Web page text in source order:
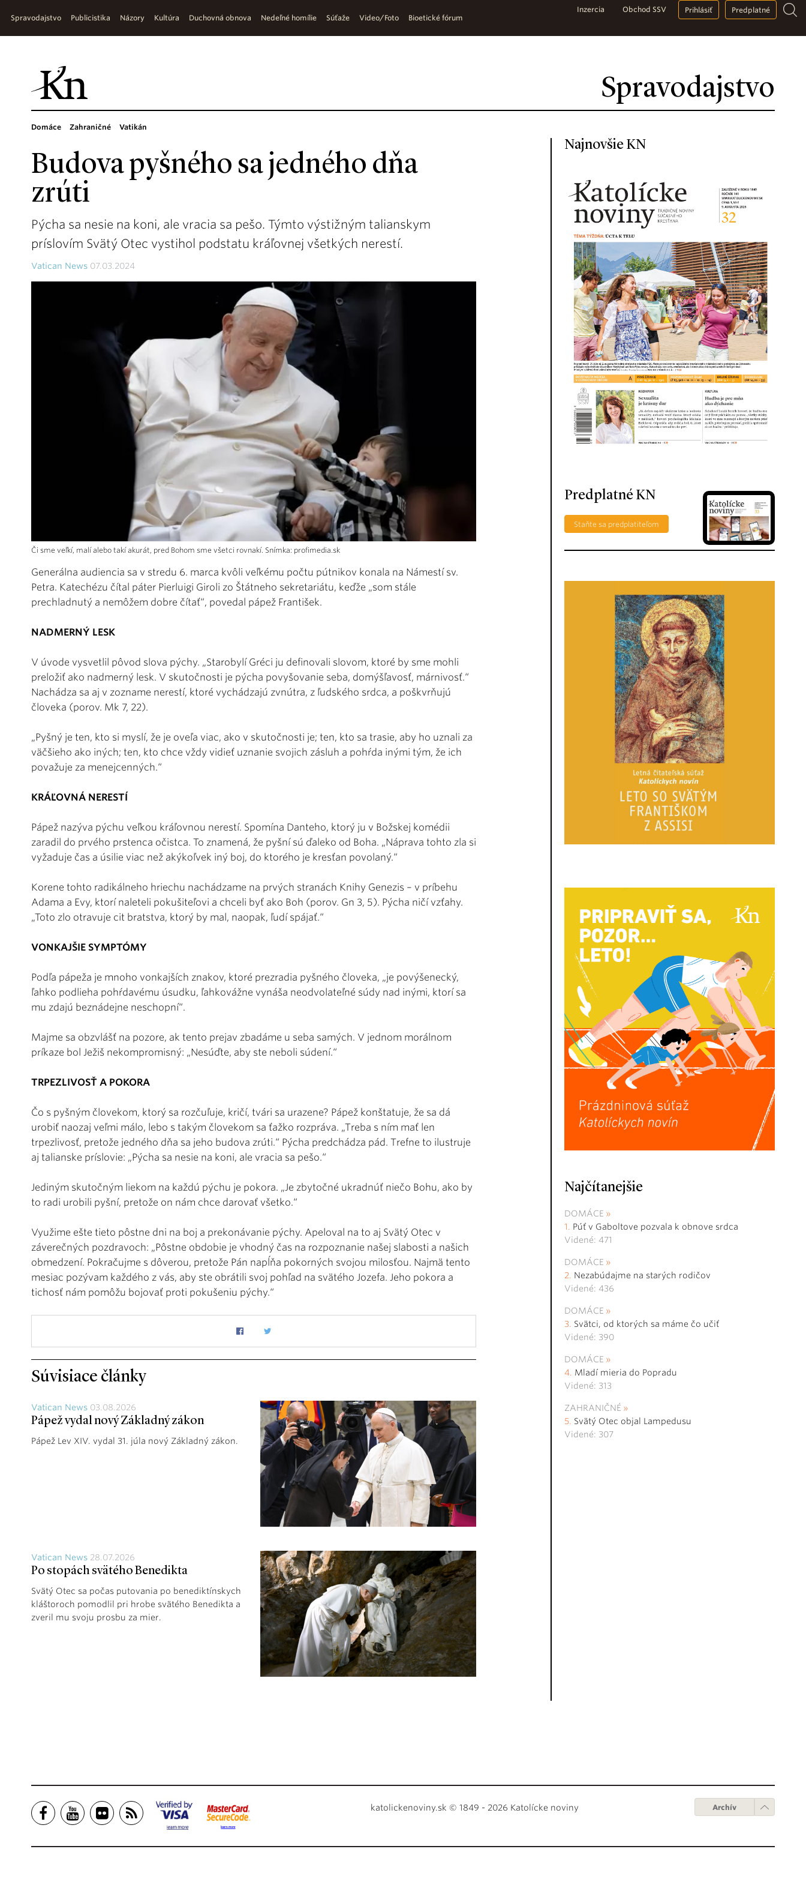
Spravodajstvo
Spravodajstvo Publicistika Názory Kultúra Duchovná obnova Nedeľné homílie Súťaže Video/Foto Bioetické fórum
Inzercia Obchod SSV Prihlásiť Predplatné
Domáce Zahraničné Vatikán
Budova pyšného sa jedného dňa
zrúti
Pýcha sa nesie na koni, ale vracia sa pešo. Týmto výstižným talianskym
príslovím Svätý Otec vystihol podstatu kráľovnej všetkých nerestí.
Vatican News 07.03.2024
Či sme veľkí, malí alebo takí akurát, pred Bohom sme všetci rovnakí. Snímka: profimedia.sk
Generálna audiencia sa v stredu 6. marca kvôli veľkému počtu pútnikov konala na Námestí sv.
Petra. Katechézu čítal páter Pierluigi Giroli zo Štátneho sekretariátu, keďže „som stále
prechladnutý a nemôžem dobre čítať“, povedal pápež František.
NADMERNÝ LESK
V úvode vysvetlil pôvod slova pýchy. „Starobylí Gréci ju definovali slovom, ktoré by sme mohli
preložiť ako nadmerný lesk. V skutočnosti je pýcha povyšovanie seba, domýšľavosť, márnivosť.“
Nachádza sa aj v zozname nerestí, ktoré vychádzajú zvnútra, z ľudského srdca, a poškvrňujú
človeka (porov. Mk 7, 22).
„Pyšný je ten, kto si myslí, že je oveľa viac, ako v skutočnosti je; ten, kto sa trasie, aby ho uznali za
väčšieho ako iných; ten, kto chce vždy vidieť uznanie svojich zásluh a pohŕda inými tým, že ich
považuje za menejcenných.“
KRÁĽOVNÁ NERESTÍ
Pápež nazýva pýchu veľkou kráľovnou nerestí. Spomína Danteho, ktorý ju v Božskej komédii
zaradil do prvého prstenca očistca. To znamená, že pyšní sú ďaleko od Boha. „Náprava tohto zla si
vyžaduje čas a úsilie viac než akýkoľvek iný boj, do ktorého je kresťan povolaný.“
Korene tohto radikálneho hriechu nachádzame na prvých stranách Knihy Genezis – v príbehu
Adama a Evy, ktorí naleteli pokušiteľovi a chceli byť ako Boh (porov. Gn 3, 5). Pýcha ničí vzťahy.
„Toto zlo otravuje cit bratstva, ktorý by mal, naopak, ľudí spájať.“
VONKAJŠIE SYMPTÓMY
Podľa pápeža je mnoho vonkajších znakov, ktoré prezradia pyšného človeka, „je povýšenecký,
ľahko podlieha pohŕdavému úsudku, ľahkovážne vynáša neodvolateľné súdy nad inými, ktorí sa
mu zdajú beznádejne neschopní“.
Majme sa obzvlášť na pozore, ak tento prejav zbadáme u seba samých. V jednom morálnom
príkaze bol Ježiš nekompromisný: „Nesúďte, aby ste neboli súdení.“
TRPEZLIVOSŤ A POKORA
Čo s pyšným človekom, ktorý sa rozčuľuje, kričí, tvári sa urazene? Pápež konštatuje, že sa dá
urobiť naozaj veľmi málo, lebo s takým človekom sa ťažko rozpráva. „Treba s ním mať len
trpezlivosť, pretože jedného dňa sa jeho budova zrúti.“ Pýcha predchádza pád. Trefne to ilustruje
aj talianske príslovie: „Pýcha sa nesie na koni, ale vracia sa pešo.“
Jediným skutočným liekom na každú pýchu je pokora. „Je zbytočné ukradnúť niečo Bohu, ako by
to radi urobili pyšní, pretože on nám chce darovať všetko.“
Využime ešte tieto pôstne dni na boj a prekonávanie pýchy. Apeloval na to aj Svätý Otec v
záverečných pozdravoch: „Pôstne obdobie je vhodný čas na rozpoznanie našej slabosti a našich
obmedzení. Pokračujme s dôverou, pretože Pán napĺňa pokorných svojou milosťou. Najmä tento
mesiac pozývam každého z vás, aby ste obrátili svoj pohľad na svätého Jozefa. Jeho pokora a
tichosť nám pomôžu bojovať proti pokušeniu pýchy.“
Súvisiace články
Vatican News 03.08.2026
Pápež vydal nový Základný zákon
Pápež Lev XIV. vydal 31. júla nový Základný zákon.
Vatican News 28.07.2026
Po stopách svätého Benedikta
Svätý Otec sa počas putovania po benediktínskych
kláštoroch pomodlil pri hrobe svätého Benedikta a
zveril mu svoju prosbu za mier.
Najnovšie KN
Predplatné KN
Staňte sa predplatiteľom
Najčítanejšie
DOMÁCE
Púť v Gaboltove pozvala k obnove srdca
Videné: 471
DOMÁCE
Nezabúdajme na starých rodičov
Videné: 436
DOMÁCE
Svätci, od ktorých sa máme čo učiť
Videné: 390
DOMÁCE
Mladí mieria do Popradu
Videné: 313
ZAHRANIČNÉ
Svätý Otec objal Lampedusu
Videné: 307
katolickenoviny.sk © 1849 - 2026 Katolícke noviny Archív